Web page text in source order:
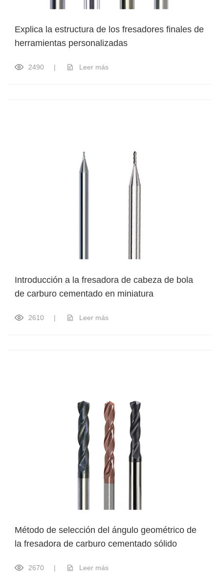
Explica la estructura de los fresadores finales de
herramientas personalizadas
2490 | Leer más
Introducción a la fresadora de cabeza de bola
de carburo cementado en miniatura
2610 | Leer más
Método de selección del ángulo geométrico de
la fresadora de carburo cementado sólido
2670 | Leer más